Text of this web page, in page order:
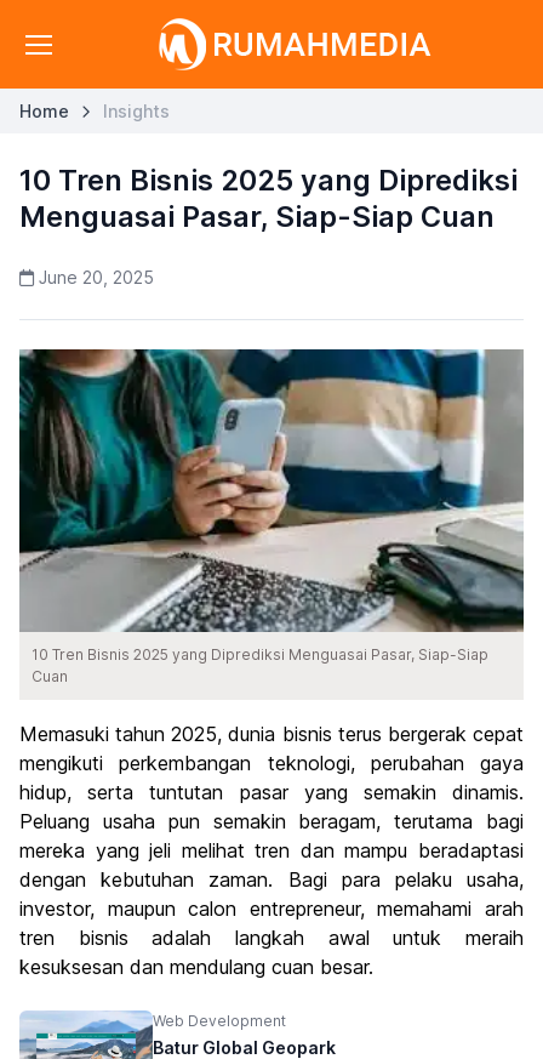
Home Insights
10 Tren Bisnis 2025 yang Diprediksi
Menguasai Pasar, Siap-Siap Cuan
June 20, 2025
10 Tren Bisnis 2025 yang Diprediksi Menguasai Pasar, Siap-Siap
Cuan
Memasuki tahun 2025, dunia bisnis terus bergerak cepat
mengikuti perkembangan teknologi, perubahan gaya
hidup, serta tuntutan pasar yang semakin dinamis.
Peluang usaha pun semakin beragam, terutama bagi
mereka yang jeli melihat tren dan mampu beradaptasi
dengan kebutuhan zaman. Bagi para pelaku usaha,
investor, maupun calon entrepreneur, memahami arah
tren bisnis adalah langkah awal untuk meraih
kesuksesan dan mendulang cuan besar.
Web Development
Batur Global Geopark